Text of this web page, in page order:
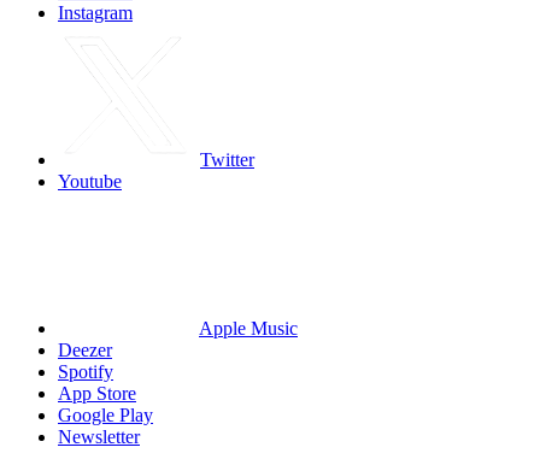
Instagram
Twitter
Youtube
Apple Music
Deezer
Spotify
App Store
Google Play
Newsletter